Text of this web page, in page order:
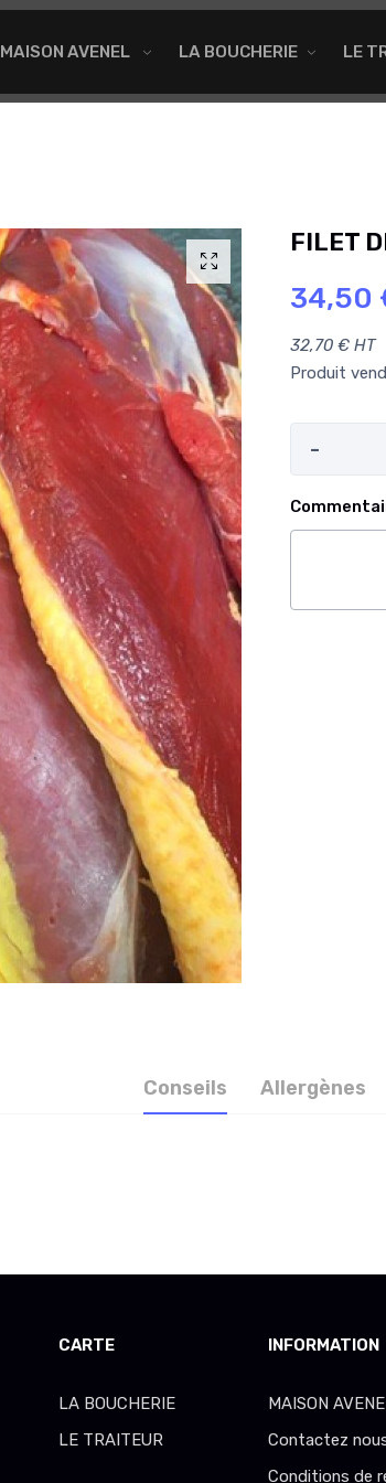
MAISON AVENEL LA BOUCHERIE LE
FILET
34,50
32,70 € HT
Produit
-
Conseils Allergènes
CARTE
LA BOUCHERIE
LE TRAITEUR
INFORMATION
MAISON
Contactez
Conditions de